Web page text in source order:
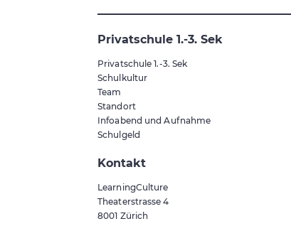
Kontakt
LearningCulture
Theaterstrasse 4
8001 Zürich
Privatschule 1.-3. Sek
Privatschule 1.-3. Sek
Schulkultur
Team
Standort
Infoabend und Aufnahme
Schulgeld